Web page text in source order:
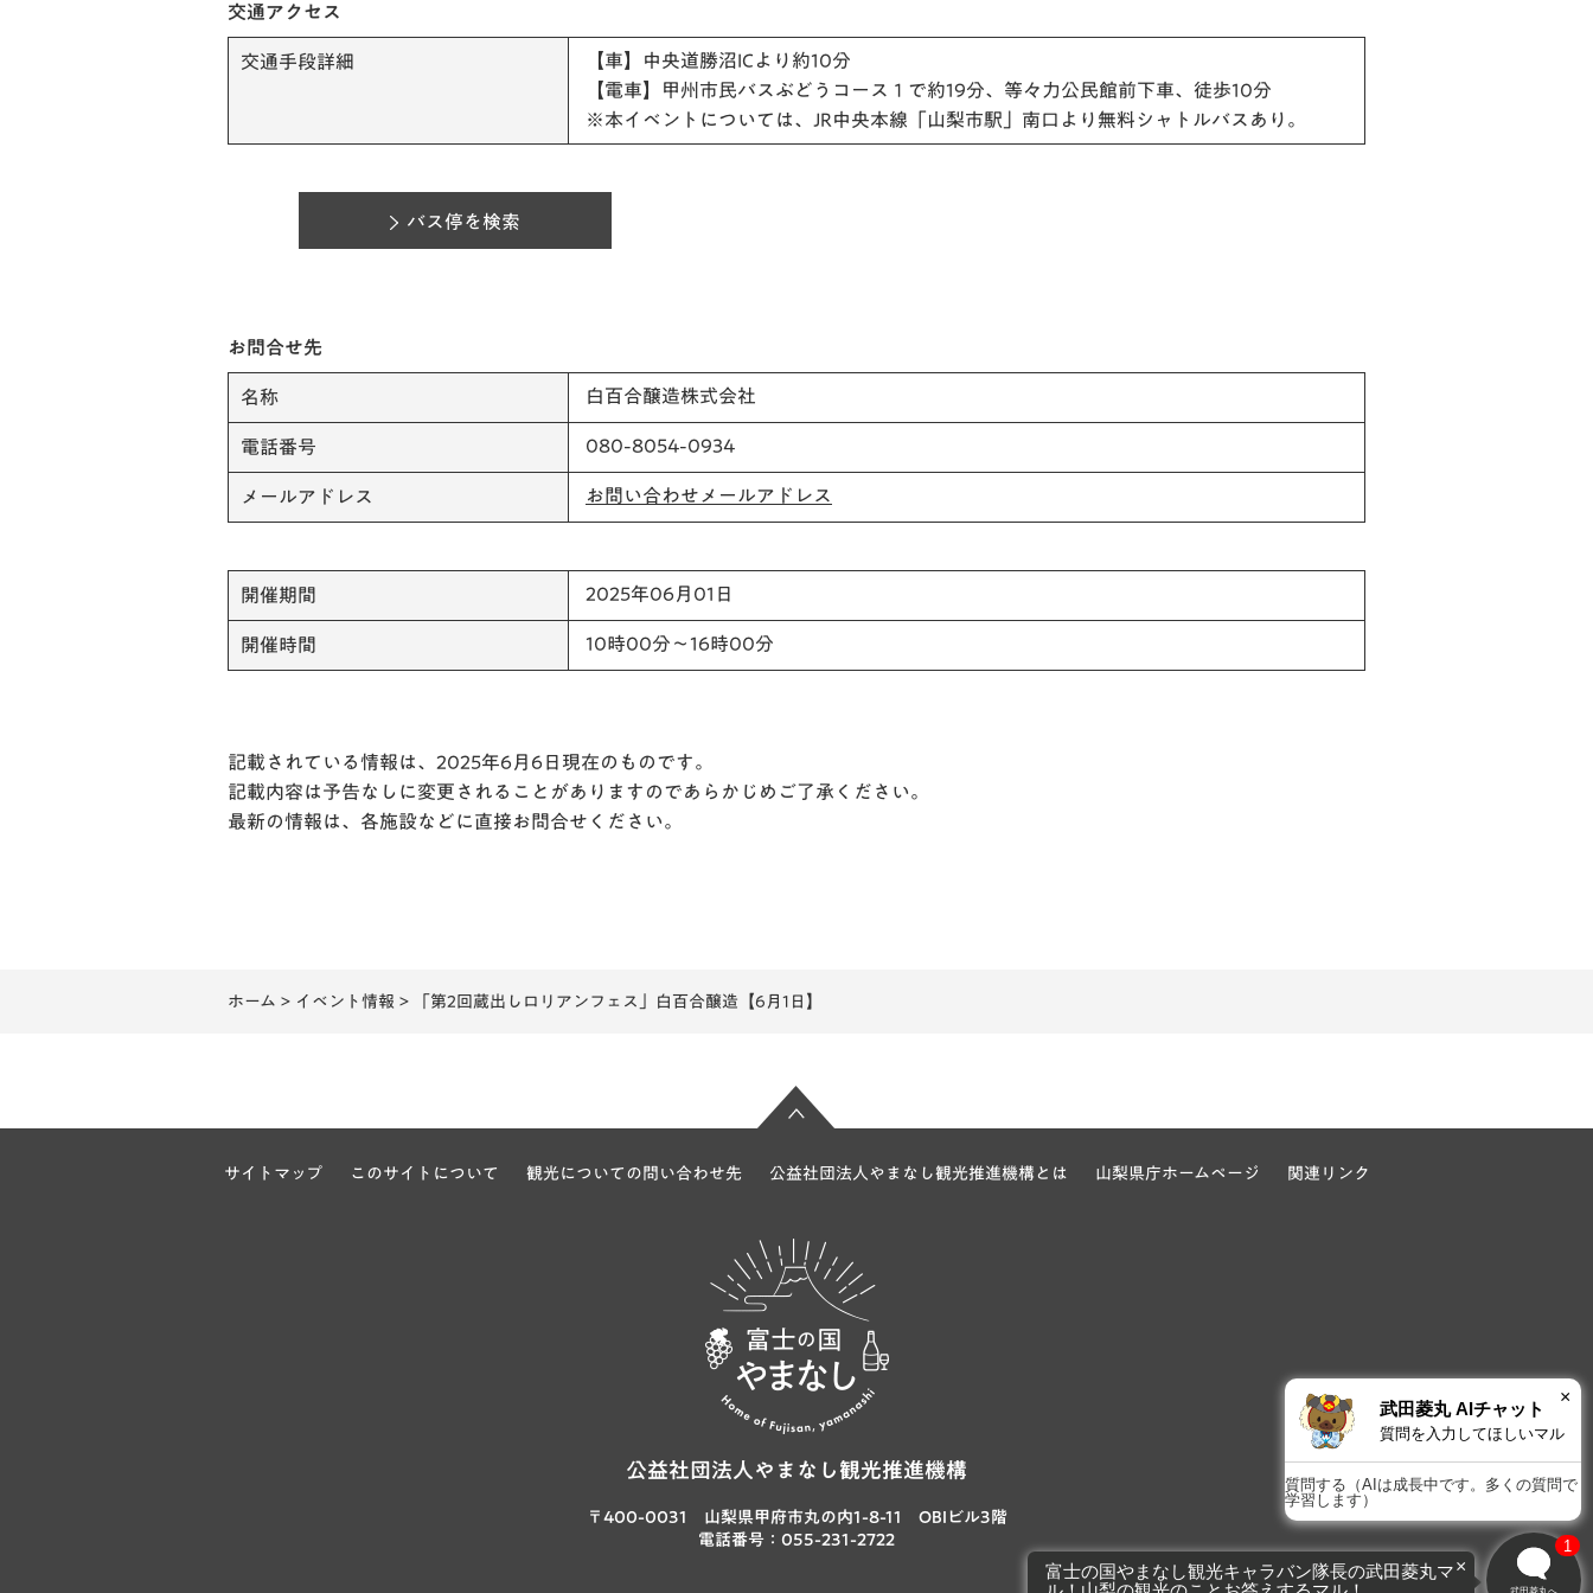
交通アクセス
交通手段詳細
【車】中央道勝沼ICより約10分
【電車】甲州市民バスぶどうコース１で約19分、等々力公民館前下車、徒歩10分
※本イベントについては、JR中央本線「山梨市駅」南口より無料シャトルバスあり。
バス停を検索
お問合せ先
名称 白百合醸造株式会社
電話番号 080-8054-0934
メールアドレス お問い合わせメールアドレス
開催期間 2025年06月01日
開催時間 10時00分～16時00分
記載されている情報は、2025年6月6日現在のものです。
記載内容は予告なしに変更されることがありますのであらかじめご了承ください。
最新の情報は、各施設などに直接お問合せください。
ホーム > イベント情報 > 「第2回蔵出しロリアンフェス」白百合醸造【6月1日】
サイトマップ このサイトについて 観光についての問い合わせ先 公益社団法人やまなし観光推進機構とは 山梨県庁ホームページ 関連リンク
富士の国やま
なし
公益社団法人やまなし観光推進機構
〒400-0031 山梨県甲府市丸の内1-8-11 OBIビル3階
電話番号：055-231-2722
武田菱丸 AIチャット
質問を入力してほしいマル
質問する（AIは成長中です。多くの質問で
学習します）
×
富士の国やまなし観光キャラバン隊長の武田菱丸マ×
1